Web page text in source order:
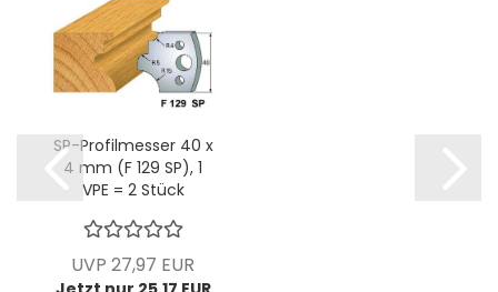
SP-Profilmesser 40 x
4 mm (F 129 SP), 1
VPE = 2 Stück
UVP 27,97 EUR